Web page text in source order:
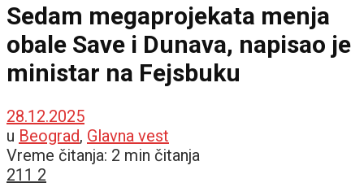
Sedam megaprojekata menja
obale Save i Dunava, napisao je
ministar na Fejsbuku
28.12.2025
u Beograd, Glavna vest
Vreme čitanja: 2 min čitanja
211 2